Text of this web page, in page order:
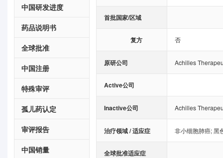
中国研发进度
药品说明书
全球批准
中国注册
特殊审评
孤儿药认定
审评报告
中国销量
首批国家/区域
复方 否
原研公司 Achilles
Active公司
Inactive公司 Achilles
治疗领域 / 适应症 非小细胞肺癌;黑
全球批准适应症